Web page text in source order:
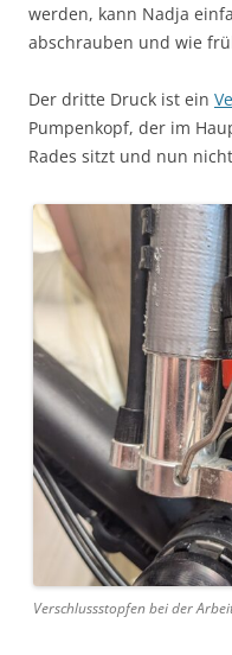
werden, kann Nadja
abschrauben und wie
Der dritte Druck ist ein
Pumpenkopf, der im
Rades sitzt und nun
Verschlussstopfen bei der